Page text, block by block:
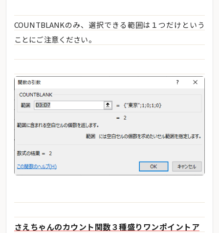
COUNTBLANKのみ、選択できる範囲は１つだけという
ことにご注意ください。
さえちゃんのカウント関数３種盛りワンポイントア